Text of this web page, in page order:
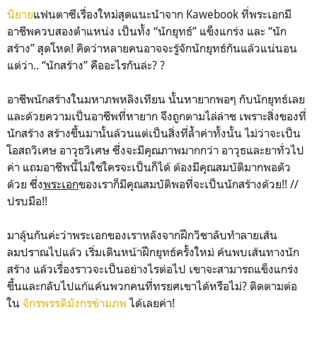
นิยายแฟนตาซีเรื่องใหม่สุดแนะนำจาก Kawebook ที่พระเอกมี
อาชีพควบสองตำแหน่ง เป็นทั้ง “นักยุทธ์” แข็งแกร่ง และ “นัก
สร้าง” สุดโหด! คิดว่าหลายคนอาจจะรู้จักนักยุทธ์กันแล้วแน่นอน
แต่ว่า.. “นักสร้าง” คืออะไรกันล่ะ? ?
อาชีพนักสร้างในมหาภพหลิงเทียน นั้นหายากพอๆ กับนักยุทธ์เลย
และด้วยความเป็นอาชีพที่หายาก จึงถูกตามไล่ล่าช เพราะสิ่งของที่
นักสร้าง สร้างขึ้นมานั้นล้วนแต่เป็นสิ่งที่ล้ำค่าทั้งนั้น ไม่ว่าจะเป็น
โอสถวิเศษ อาวุธวิเศษ ซึ่งจะมีคุณภาพมากกว่า อาวุธและยาทั่วไป
ค่า แถมอาชีพนี้ไม่ใช่ใครจะเป็นก็ได้ ต้องมีคุณสมบัติมากพอตัว
ด้วย ซึ่งพระเอกของเราก็มีคุณสมบัติพอที่จะเป็นนักสร้างด้วย!! //
ปรบมือ!!
มาลุ้นกันค่ะว่าพระเอกของเราหลังจากฝึกวิชาลับทำลายเส้น
ลมปราณไปแล้ว เริ่มเดินหน้าฝึกยุทธ์ครั้งใหม่ ค้นพบเส้นทางนัก
สร้าง แล้วเรื่องราวจะเป็นอย่างไรต่อไป เขาจะสามารถแข็งแกร่ง
ขึ้นและกลับไปแก้แค้นพวกคนที่ทรยศเขาได้หรือไม่? ติดตามต่อ
ใน จักรพรรดิมังกรข้ามภพ ได้เลยค่า!